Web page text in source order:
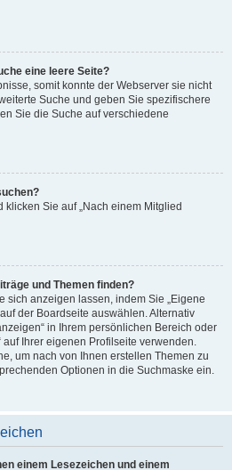
eine leere Seite?
somit konnte der Webserver sie nicht
Suche und geben Sie spezifischere
Sie die Suche auf verschiedene
Sie auf „Nach einem Mitglied
und Themen finden?
sich anzeigen lassen, indem Sie „Eigene
der Boardseite auswählen. Alternativ
in Ihrem persönlichen Bereich oder
auf Ihrer eigenen Profilseite verwenden.
um nach von Ihnen erstellen Themen zu
Optionen in die Suchmaske ein.
einem Lesezeichen und einem